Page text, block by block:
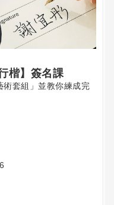
楷】簽名課
術套組」並教你練成完